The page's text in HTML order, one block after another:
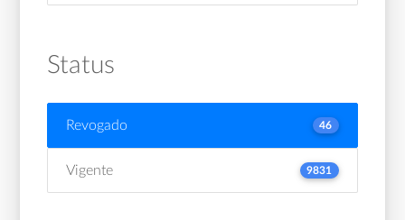
Status
Revogado 46
Vigente 9831